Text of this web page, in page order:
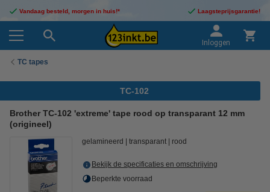
Vandaag besteld, morgen in huis!* Laagsteprijsgarantie!
Inloggen
TC tapes
TC-102
Brother TC-102 'extreme' tape rood op transparant 12 mm
(origineel)
gelamineerd transparant rood
Bekijk de specificaties en omschrijving
Beperkte voorraad